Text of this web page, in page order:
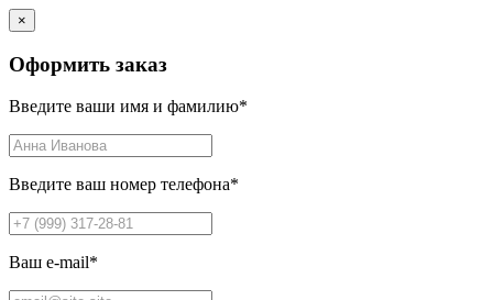
×
Оформить заказ
Введите ваши имя и фамилию*
Введите ваш номер телефона*
Ваш e-mail*